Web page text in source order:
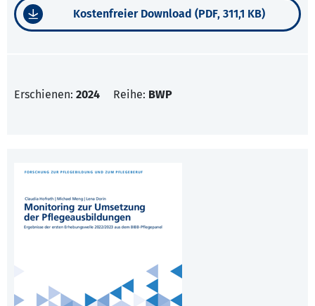
Kostenfreier Download (PDF, 311,1 KB)
Erschienen: 2024 Reihe: BWP